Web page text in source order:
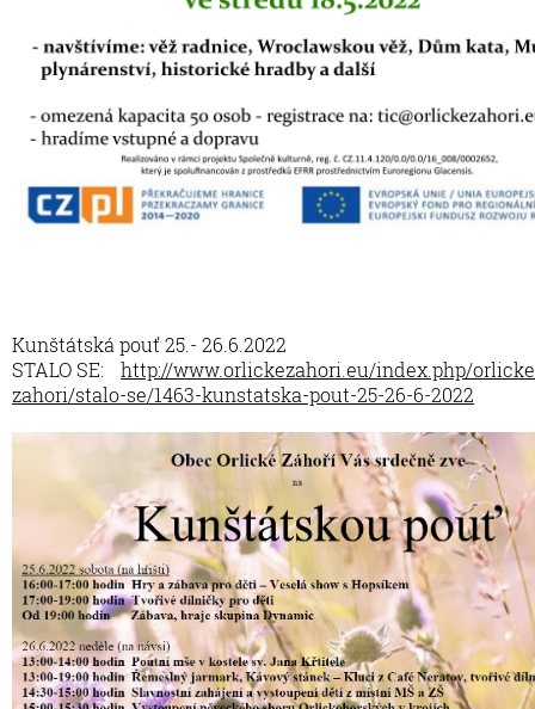
Kunštátská pouť 25.- 26.6.2022
STALO SE:
http://www.orlickezahori.eu/index.php/
zahori/stalo-se/1463-kunstatska-pout-25-26-6-2022